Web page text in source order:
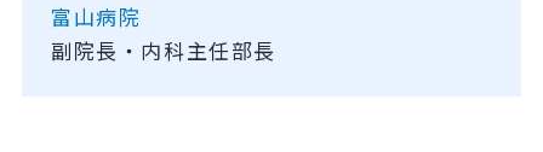
富山病院
副院長・内科主任部長